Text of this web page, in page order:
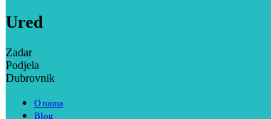
Ured
Zadar
Podjela
Dubrovnik
O nama
Blog